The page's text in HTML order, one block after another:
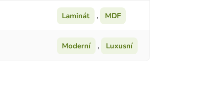
Laminát , MDF
Moderní , Luxusní